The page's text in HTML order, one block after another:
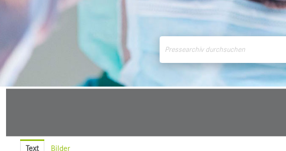
Text Bilder